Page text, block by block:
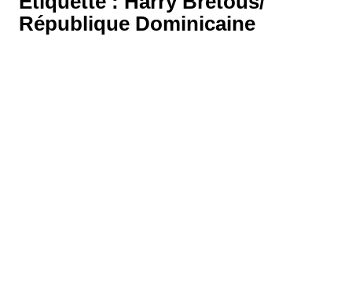
République Dominicaine